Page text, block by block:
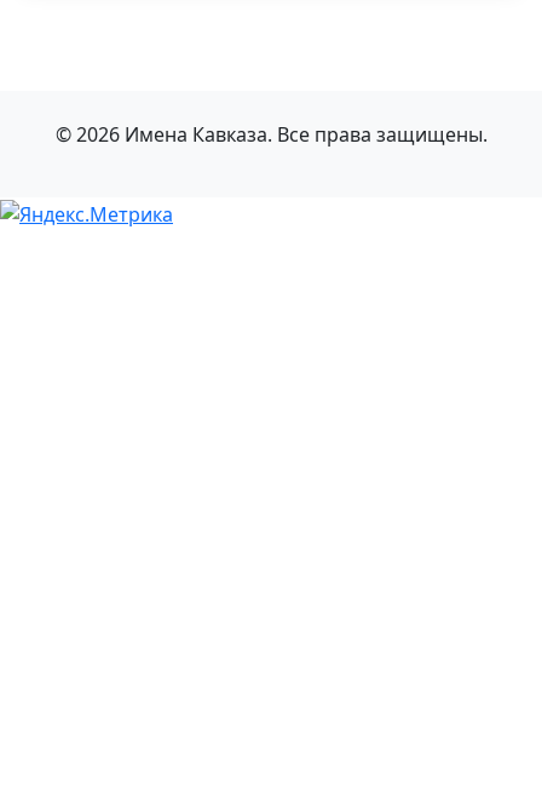
© 2026 Имена Кавказа. Все права защищены.